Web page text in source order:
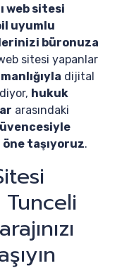
web sitesi
uyumlu
büronuza
sitesi yapanlar
dijital
hukuk
arasındaki
taşıyoruz.